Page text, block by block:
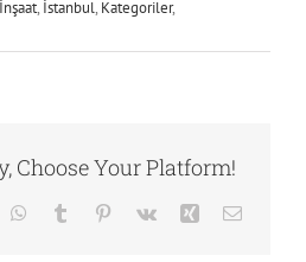
İnşaat, İstanbul, Kategoriler,
Choose Your Platform!
WhatsApp
Tumblr Pinterest
Vk Xing E-